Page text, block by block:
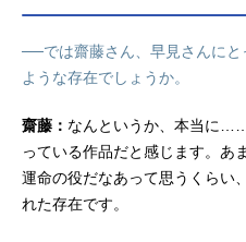
──では齋藤さん、早見さんに
ような存在でしょうか。
齋藤： なんというか、本当に
っている作品だと感じます。
運命の役だなあって思うくらい
れた存在です。